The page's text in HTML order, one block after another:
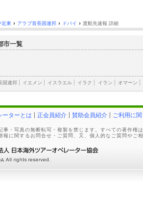
近東 › アラブ首長国連邦 › ドバイ › 渡航先速報 詳細
市一覧
国連邦 イエメン イスラエル イラク イラン オマーン
ーターとは 正会員紹介 賛助会員紹介 ご利用に
事・写真の無断転写・複製を禁じます。すべての著作権
報に関するお問合せ・ご質問、又、個人的なご質問やご